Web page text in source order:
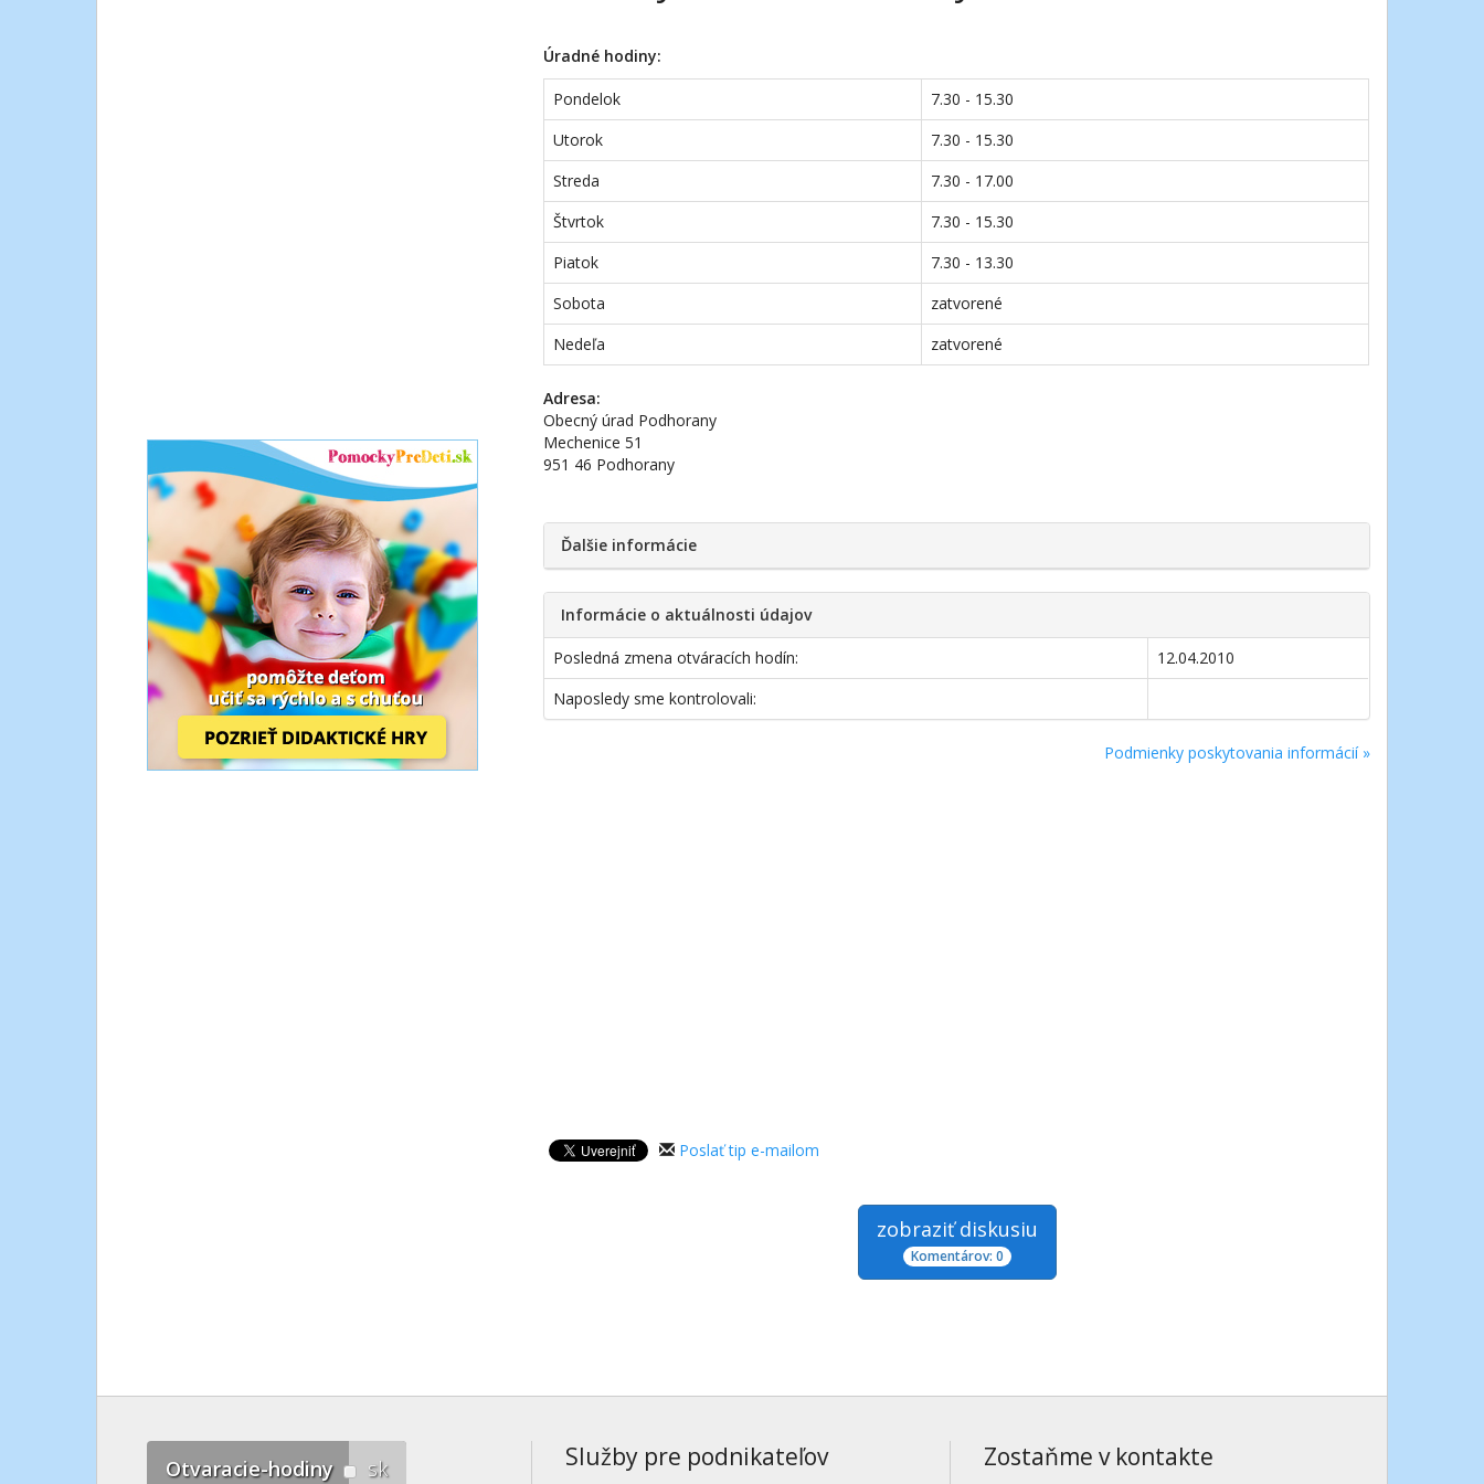
Úradné hodiny:
Pondelok
7.30 - 15.30
Utorok
7.30 - 15.30
Streda
7.30 - 17.00
Štvrtok
7.30 - 15.30
Piatok
7.30 - 13.30
Sobota
zatvorené
Nedeľa
zatvorené
Adresa:
Obecný úrad Podhorany
Mechenice 51
951 46 Podhorany
Ďalšie informácie
Informácie o aktuálnosti údajov
Posledná zmena otváracích hodín:
12.04.2010
Naposledy sme kontrolovali:
Podmienky poskytovania informácií »
Poslať tip e-mailom
zobraziť diskusiu
Komentárov: 0
Otvaracie-hodiny sk Služby pre podnikateľov Zostaňme v kontakte